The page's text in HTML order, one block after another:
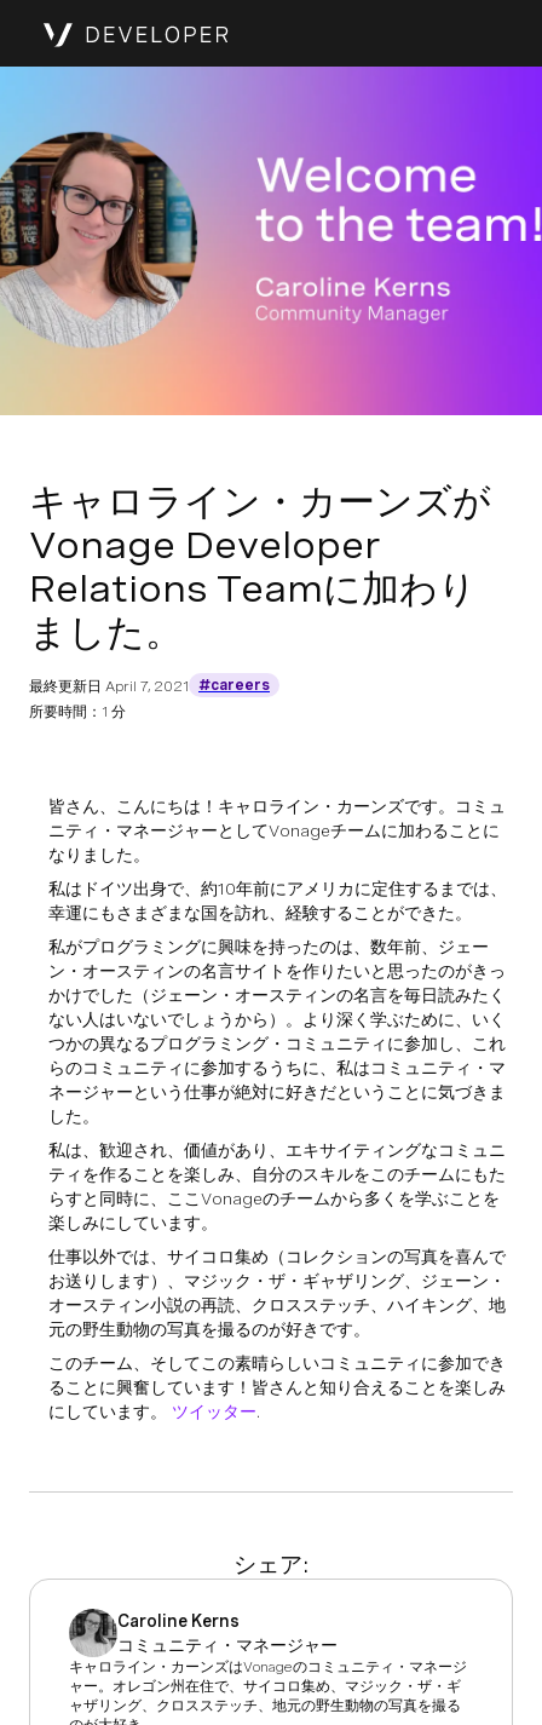
キャロライン・カーンズが
Vonage Developer
Relations Teamに加わり
ました。
最終更新日 April 7, 2021
#careers
所要時間：1 分
皆さん、こんにちは！キャロライン・カーンズです。コミュ
ニティ・マネージャーとしてVonageチームに加わることに
なりました。
私はドイツ出身で、約10年前にアメリカに定住するまでは、
幸運にもさまざまな国を訪れ、経験することができた。
私がプログラミングに興味を持ったのは、数年前、ジェー
ン・オースティンの名言サイトを作りたいと思ったのがきっ
かけでした（ジェーン・オースティンの名言を毎日読みたく
ない人はいないでしょうから）。より深く学ぶために、いく
つかの異なるプログラミング・コミュニティに参加し、これ
らのコミュニティに参加するうちに、私はコミュニティ・マ
ネージャーという仕事が絶対に好きだということに気づきま
した。
私は、歓迎され、価値があり、エキサイティングなコミュニ
ティを作ることを楽しみ、自分のスキルをこのチームにもた
らすと同時に、ここVonageのチームから多くを学ぶことを
楽しみにしています。
仕事以外では、サイコロ集め（コレクションの写真を喜んで
お送りします）、マジック・ザ・ギャザリング、ジェーン・
オースティン小説の再読、クロスステッチ、ハイキング、地
元の野生動物の写真を撮るのが好きです。
このチーム、そしてこの素晴らしいコミュニティに参加でき
ることに興奮しています！皆さんと知り合えることを楽しみ
にしています。 ツイッター.
シェア:
Caroline Kerns
コミュニティ・マネージャー
キャロライン・カーンズはVonageのコミュニティ・マネージ
ャー。オレゴン州在住で、サイコロ集め、マジック・ザ・ギ
ャザリング、クロスステッチ、地元の野生動物の写真を撮る